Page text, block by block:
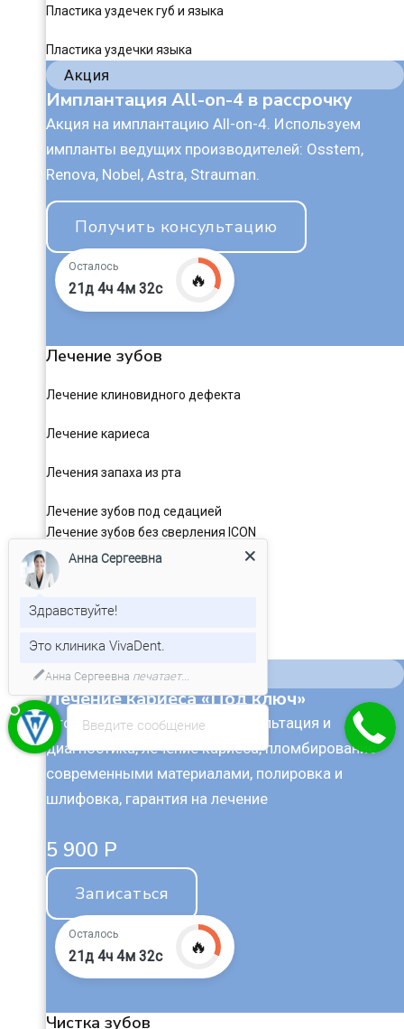
Пластика уздечек губ и языка
Пластика уздечки языка
Акция
Имплантация All-on-4 в рассрочку
Акция на имплантацию All-on-4. Используем
импланты ведущих производителей: Osstem,
Renova, Nobel, Astra, Strauman.
Получить консультацию
Осталось
21д 4ч 4м 31с 🔥
Лечение зубов
Лечение клиновидного дефекта
Лечение кариеса
Лечения запаха из рта
Лечение зубов под седацией
Лечение зубов без сверления ICON
Лечение зубов во сне
Лечение зубов под микроскопом
Установка пломбы
Акция
Лечение кариеса «Под ключ»
Что входит в стоимость: консультация и
диагностика, лечение кариеса, пломбирование
современными материалами, полировка и
шлифовка, гарантия на лечение
5 900 Р
Записаться
Осталось
21д 4ч 4м 31с 🔥
Чистка зубов
Введите сообщение